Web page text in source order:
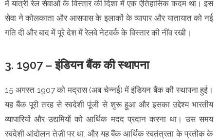
में यात्री रेल सेवाओं के विस्तार की दिशा में एक ऐतिहासिक कदम था। इस
सेवा ने कोलकाता और आसपास के इलाकों के व्यापार और यातायात को नई
गति दी और बाद में पूरे देश में रेलवे नेटवर्क के विस्तार की नींव रखी।
3. 1907 – इंडियन बैंक की स्थापना
15 अगस्त 1907 को मद्रास (अब चेन्नई) में इंडियन बैंक की स्थापना हुई।
यह बैंक पूरी तरह से स्वदेशी पूंजी से शुरू हुआ और इसका उद्देश्य भारतीय
व्यापारियों और उद्यमियों को आर्थिक मदद प्रदान करना था। उस समय
स्वदेशी आंदोलन तेज़ी पर था, और यह बैंक आर्थिक स्वतंत्रता के प्रतीक के